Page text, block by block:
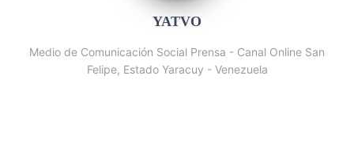
YATVO
Medio de Comunicación Social Prensa - Canal Online San
Felipe, Estado Yaracuy - Venezuela